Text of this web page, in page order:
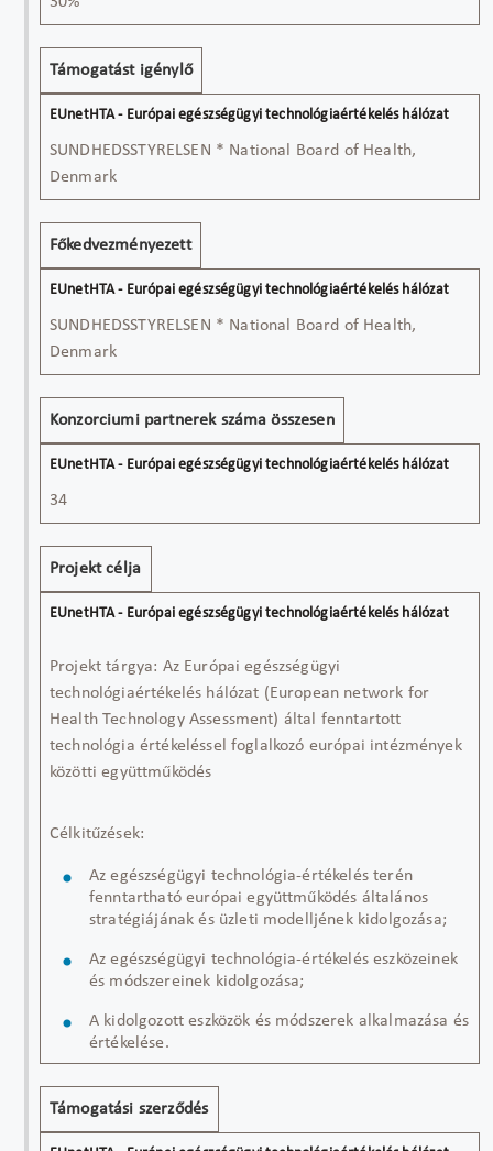
Támogatást igénylő
SUNDHEDSSTYRELSEN * National Board of Health,
Denmark
Főkedvezményezett
SUNDHEDSSTYRELSEN * National Board of Health,
Denmark
Konzorciumi partnerek száma összesen
34
Projekt célja
Projekt tárgya: Az Európai egészségügyi
technológiaértékelés hálózat (European network for
Health Technology Assessment) által fenntartott
technológia értékeléssel foglalkozó európai intézmények
közötti együttműködés
Célkitűzések:
Az egészségügyi technológia-értékelés terén
fenntartható európai együttműködés általános
stratégiájának és üzleti modelljének kidolgozása;
Az egészségügyi technológia-értékelés eszközeinek
és módszereinek kidolgozása;
A kidolgozott eszközök és módszerek alkalmazása és
értékelése.
Támogatási szerződés